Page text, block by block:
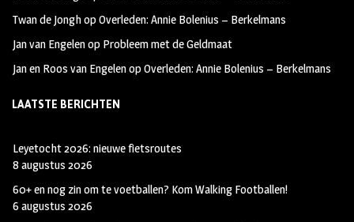
Twan de JonghopOverleden: Annie Bolenius – Berkelmans
Jan van Engelenop Probleem met de Geldmaat
Jan en Roos van EngelenopOverleden: Annie Bolenius – Berkelmans
LAATSTE BERICHTEN
Leyetocht 2026: nieuwe fietsroutes
8 augustus 2026
60+ en nog zin om te voetballen? Kom Walking Footballen!
6 augustus 2026